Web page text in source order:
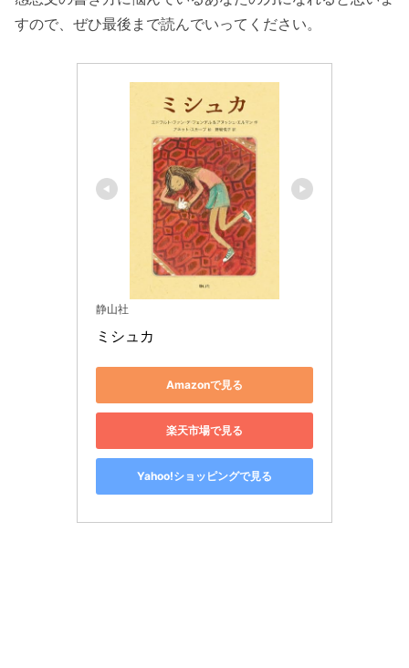
すので、ぜひ最後まで読んでいってください。
静山社
ミシュカ
Amazonで見る
楽天市場で見る
Yahoo!ショッピングで見る